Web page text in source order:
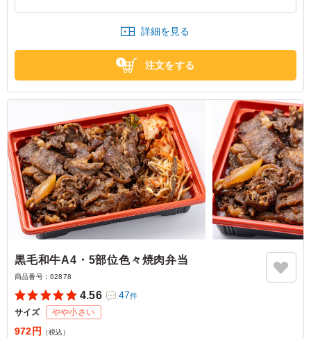
東京都中央区日本橋2026/08/05
詳細を見る
注文をする
黒毛和牛A4・5部位色々焼肉弁当
商品番号： 62878
4.56 47件
サイズ やや小さい
972円 （税込）